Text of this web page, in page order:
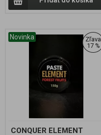
Novinka
Zľava
17 %
CONQUER ELEMENT